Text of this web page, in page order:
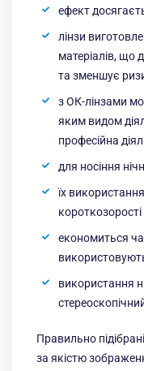
ефект
лінзи
матеріалів, що
та зменшує
з ОК-лінзами
яким видом
професійна
для носіння
їх
короткозорості
економиться
використання
Правильно
за якістю